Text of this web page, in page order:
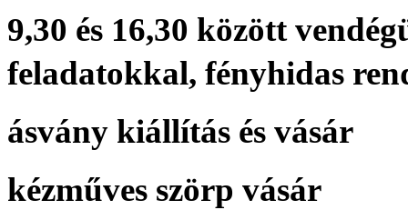
9,30 és 16,30 között
feladatokkal, fényhidas
ásvány kiállítás és vásár
kézműves szörp vásár